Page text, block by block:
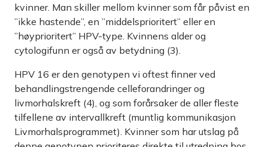
kvinner. Man skiller mellom kvinner som får påvist en
”ikke hastende”, en ”middelsprioritert” eller en
”høyprioritert” HPV-type. Kvinnens alder og
cytologifunn er også av betydning (3).
HPV 16 er den genotypen vi oftest finner ved
behandlingstrengende celleforandringer og
livmorhalskreft (4), og som forårsaker de aller fleste
tilfellene av intervallkreft (muntlig kommunikasjon
Livmorhalsprogrammet). Kvinner som har utslag på